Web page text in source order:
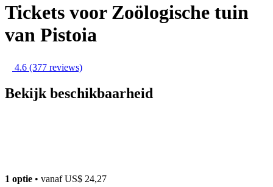
Tickets voor Zoölogische tuin
van Pistoia
4.6 (377 reviews)
Bekijk beschikbaarheid
1 optie • vanafUS$ 24,27